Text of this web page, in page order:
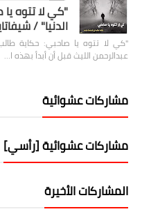
"كي لا تتوه
الدنيا" /
"كي لا تتوه يا صاحبي: حكاية
عبدالرحمن الليث قبل أن أبدأ بهذه ا…
مشاركات عشوائية
مشاركات عشوائية [رأسي]
المشاركات الأخيرة